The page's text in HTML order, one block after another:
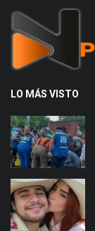
LO MÁS VISTO